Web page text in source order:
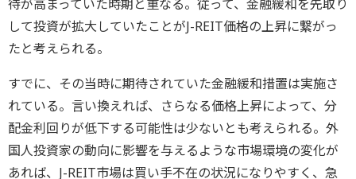
待が高まっていた時期と重なる。従って、金融緩和を先取り
して投資が拡大していたことがJ-REIT価格の上昇に繋がっ
たと考えられる。
すでに、その当時に期待されていた金融緩和措置は実施さ
れている。言い換えれば、さらなる価格上昇によって、分
配金利回りが低下する可能性は少ないとも考えられる。外
国人投資家の動向に影響を与えるような市場環境の変化が
あれば、J-REIT市場は買い手不在の状況になりやすく、急